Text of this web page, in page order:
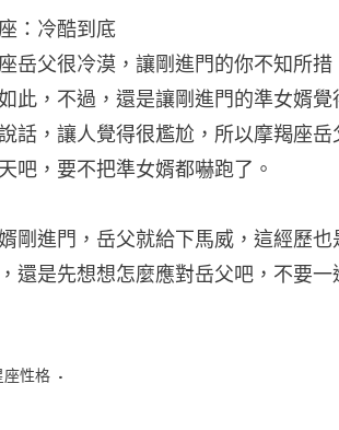
冷酷到底
父很冷漠，讓剛進門的你不知所措
此，不過，還是讓剛進門的準女婿
話，讓人覺得很尷尬，所以摩羯座
吧，要不把準女婿都嚇跑了。
進門，岳父就給下馬威，這經歷也
還是先想想怎麼應對岳父吧，不要
座性格